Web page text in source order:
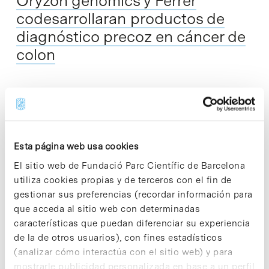
Esta página web usa cookies
El sitio web de Fundació Parc Científic de Barcelona
utiliza cookies propias y de terceros con el fin de
gestionar sus preferencias (recordar información para
que acceda al sitio web con determinadas
características que puedan diferenciar su experiencia
de la de otros usuarios), con fines estadísticos
(analizar cómo interactúa con el sitio web) y para
mostrarle publicidad personalizada en base a un perfil
codesarrollaran productos de
diagnóstico precoz en cáncer de
colon
La empresa biotecnológica Oryzon genomics y la
farmacéutica Ferrer Internacional han firmado un acuerdo
cáncer de colon a través del desarrollo…
Más de 250 expertos en